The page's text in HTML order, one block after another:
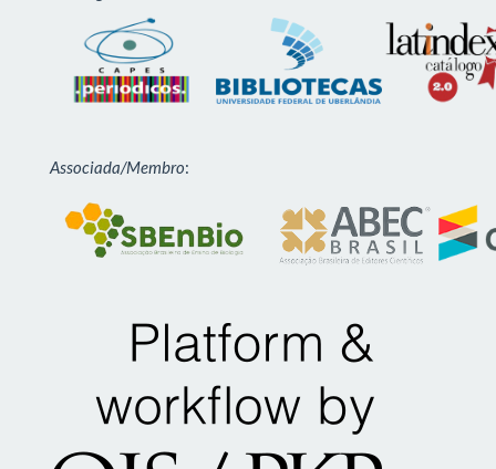
Associada/Membro: